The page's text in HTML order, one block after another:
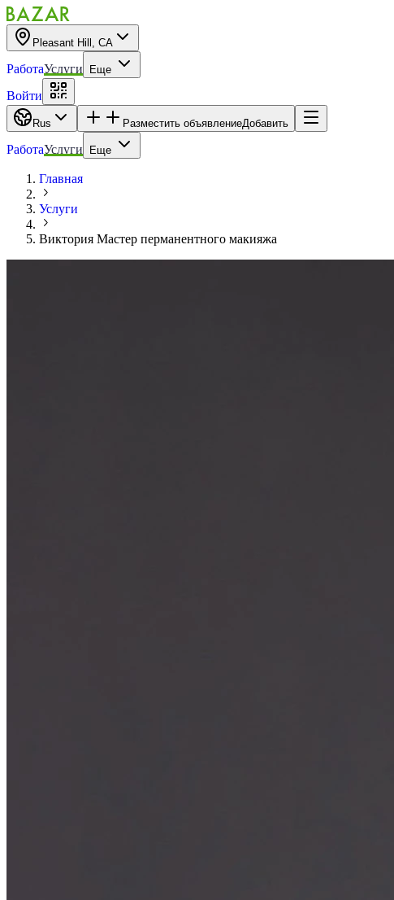
Pleasant Hill, CA
РаботаУслуги Еще
Войти
Rus Разместить объявлениеДобавить
РаботаУслуги Еще
Главная
Услуги
Виктория Мастер перманентного макияжа